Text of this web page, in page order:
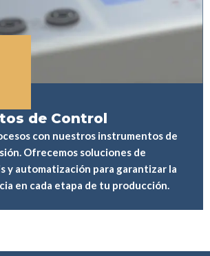
de Control
con nuestros instrumentos de
Ofrecemos soluciones de
y automatización para garantizar la
en cada etapa de tu producción.